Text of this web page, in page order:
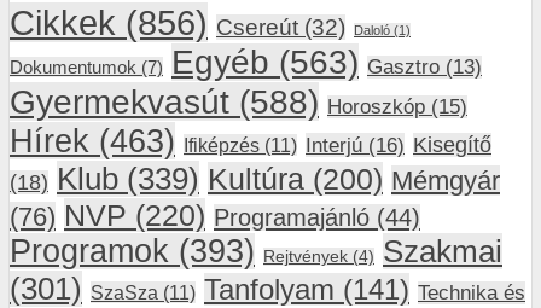
Cikkek (856) Csereút (32) Daloló (1)
Dokumentumok (7) Egyéb (563) Gasztro (13)
Gyermekvasút (588) Horoszkóp (15)
Hírek (463) Ifiképzés (11) Interjú (16) Kisegítő
(18) Klub (339) Kultúra (200) Mémgyár
(76) NVP (220) Programajánló (44)
Programok (393) Rejtvények (4) Szakmai
(301) SzaSza (11) Tanfolyam (141) Technika és